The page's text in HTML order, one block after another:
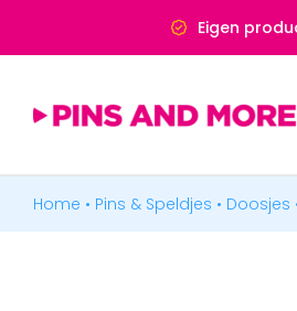
Eigen
Home • Pins & Speldjes • Doosjes
PINS & SPELDJES